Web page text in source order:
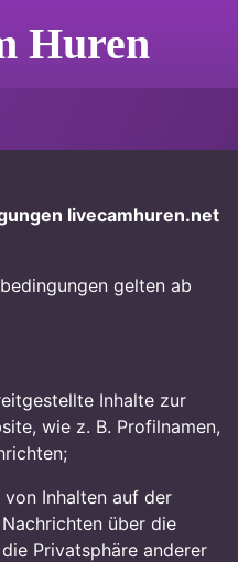
Huren
livecamhuren.net
gelten ab
Inhalte zur
wie z. B. Profilnamen,
Inhalten auf der
über die
Privatsphäre anderer